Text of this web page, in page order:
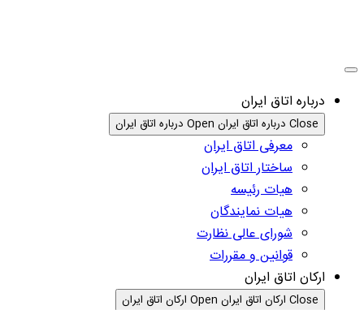
درباره اتاق ایران
Close درباره اتاق ایران Open درباره اتاق ایران
معرفی اتاق ایران
ساختار اتاق ایران
هیات رئیسه
هیات نمایندگان
شورای عالی نظارت
قوانین و مقررات
ارکان اتاق ایران
Close ارکان اتاق ایران Open ارکان اتاق ایران